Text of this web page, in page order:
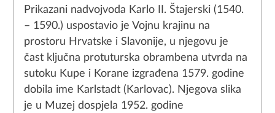
Prikazani nadvojvoda Karlo II. Štajerski (1540.
– 1590.) uspostavio je Vojnu krajinu na
prostoru Hrvatske i Slavonije, u njegovu je
čast ključna protuturska obrambena utvrda na
sutoku Kupe i Korane izgrađena 1579. godine
dobila ime Karlstadt (Karlovac). Njegova slika
je u Muzej dospjela 1952. godine